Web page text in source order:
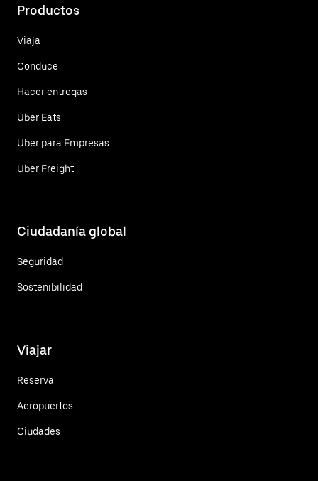
Productos
Viaja
Conduce
Hacer entregas
Uber Eats
Uber para Empresas
Uber Freight
Ciudadanía global
Seguridad
Sostenibilidad
Viajar
Reserva
Aeropuertos
Ciudades